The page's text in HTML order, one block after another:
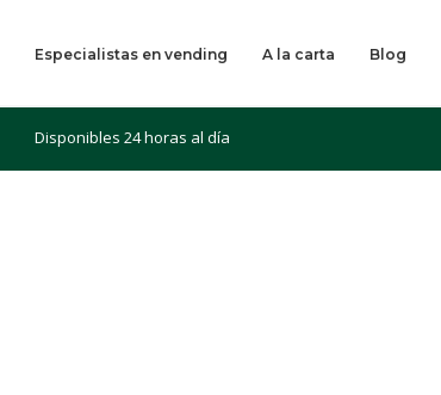
Especialistas en vending A la carta Blog
Disponibles 24 horas al día